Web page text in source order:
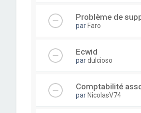
Problème de
par Faro
Ecwid
pardulcioso
Comptabilité
par NicolasV74